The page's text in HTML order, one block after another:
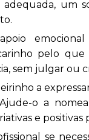
adequada, um
pelo
sem julgar ou
a
o a
e positivas
se